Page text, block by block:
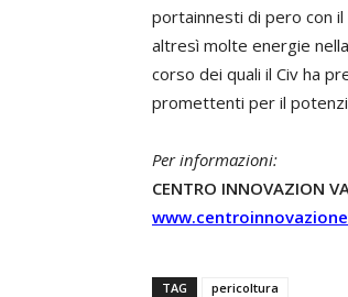
portainnesti di pero con il
altresì molte energie
corso dei quali il Civ ha
promettenti per il
Per informazioni:
CENTRO INNOVAZION
TAG pericoltura